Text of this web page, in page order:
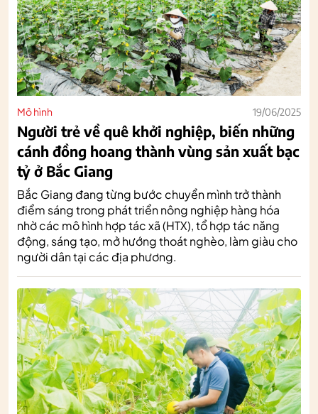
Mô hình 19/06/2025
Người trẻ về quê khởi nghiệp, biến những
cánh đồng hoang thành vùng sản xuất bạc
tỷ ở Bắc Giang
Bắc Giang đang từng bước chuyển mình trở thành
điểm sáng trong phát triển nông nghiệp hàng hóa
nhờ các mô hình hợp tác xã (HTX), tổ hợp tác năng
động, sáng tạo, mở hướng thoát nghèo, làm giàu cho
người dân tại các địa phương.